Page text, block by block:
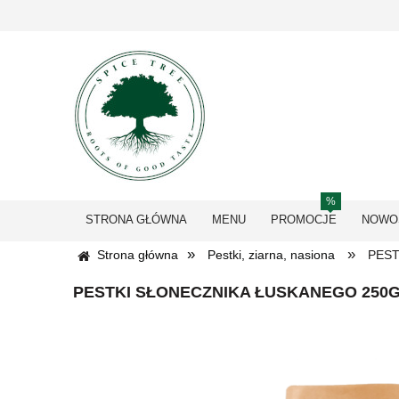
STRONA GŁÓWNA MENU PROMOCJE
Strona główna » Pestki, ziarna, nasiona »
PESTKI SŁONECZNIKA ŁUSKANEGO